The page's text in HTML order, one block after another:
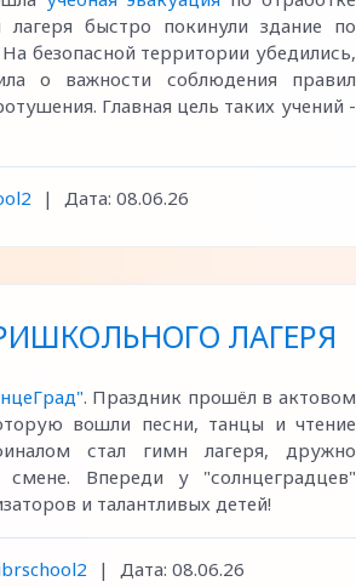
лагеря быстро покинули здание по
безопасной территории убедились,
о важности соблюдения правил
Главная цель таких учений -
| Дата: 08.06.26
ЛАГЕРЯ
. Праздник прошёл в актовом
вошли песни, танцы и чтение
стал гимн лагеря, дружно
Впереди у "солнцеградцев"
и талантливых детей!
| Дата: 08.06.26